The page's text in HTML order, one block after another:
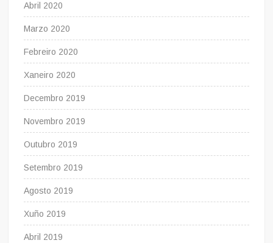
Abril 2020
Marzo 2020
Febreiro 2020
Xaneiro 2020
Decembro 2019
Novembro 2019
Outubro 2019
Setembro 2019
Agosto 2019
Xuño 2019
Abril 2019